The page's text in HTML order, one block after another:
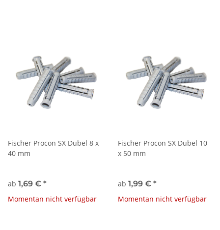
Fischer Procon SX Dübel 8 x
40 mm
ab 1,69 € *
Momentan nicht verfügbar
Fischer Procon SX Dübel 10
x 50 mm
ab 1,99 € *
Momentan nicht verfügbar